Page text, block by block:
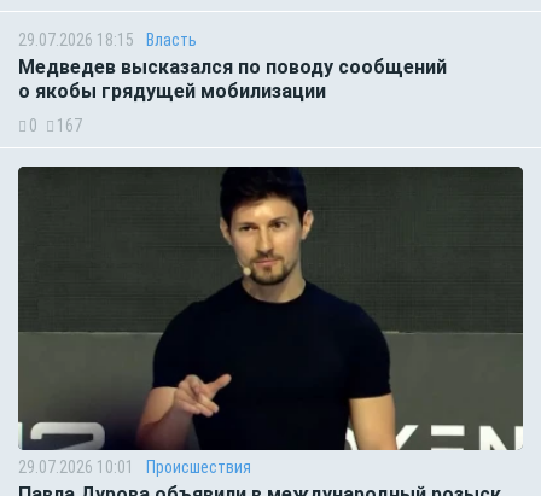
29.07.2026 18:15 Власть
Медведев высказался по поводу сообщений
о якобы грядущей мобилизации
0 167
29.07.2026 10:01 Происшествия